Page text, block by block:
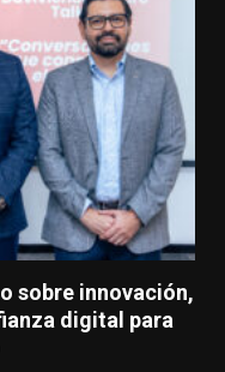
sobre innovación,
digital para